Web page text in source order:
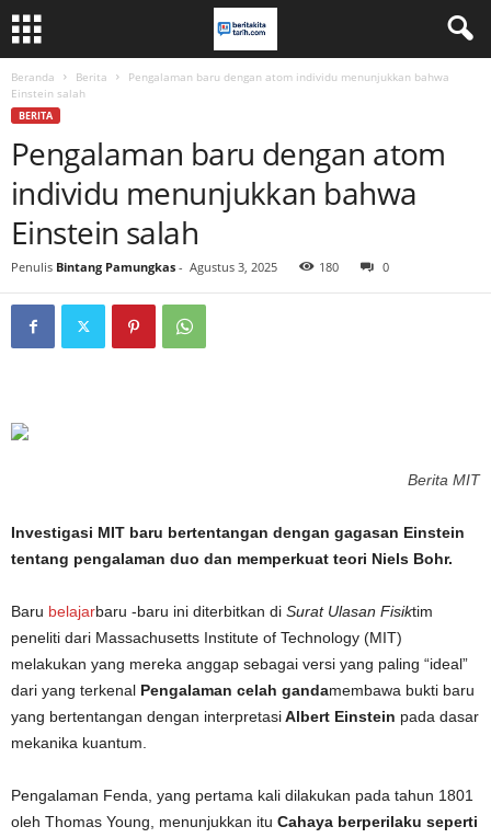
Beranda Berita
Pengalaman baru dengan atom individu menunjukkan bahwa
Einstein salah
BERITA
Pengalaman baru dengan atom
individu menunjukkan bahwa
Einstein salah
Penulis Bintang Pamungkas - Agustus 3, 2025 180 0
Berita MIT
Investigasi MIT baru bertentangan dengan gagasan Einstein
tentang pengalaman duo dan memperkuat teori Niels Bohr.
Baru belajarbaru -baru ini diterbitkan di Surat Ulasan Fisiktim
peneliti dari Massachusetts Institute of Technology (MIT)
melakukan yang mereka anggap sebagai versi yang paling “ideal”
dari yang terkenal Pengalaman celah gandamembawa bukti baru
yang bertentangan dengan interpretasiAlbert Einstein pada dasar
mekanika kuantum.
Pengalaman Fenda, yang pertama kali dilakukan pada tahun 1801
oleh Thomas Young, menunjukkan itu Cahaya berperilaku seperti